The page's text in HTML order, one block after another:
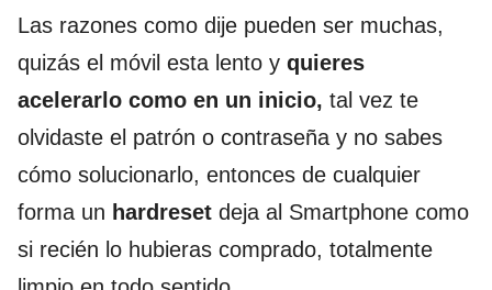
Las razones como dije pueden ser muchas,
quizás el móvil esta lento y quieres
acelerarlo como en un inicio, tal vez te
olvidaste el patrón o contraseña y no sabes
cómo solucionarlo, entonces de cualquier
forma un hardreset deja al Smartphone como
si recién lo hubieras comprado, totalmente